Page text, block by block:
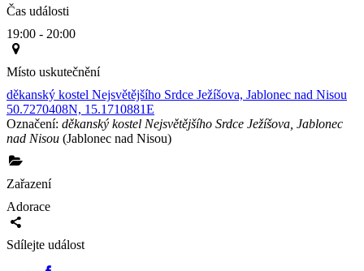
Čas události
19:00 - 20:00
Místo uskutečnění
děkanský kostel Nejsvětějšího Srdce Ježíšova, Jablonec nad Nisou
50.7270408N, 15.1710881E
Označení: děkanský kostel Nejsvětějšího Srdce Ježíšova, Jablonec
nad Nisou (Jablonec nad Nisou)
Zařazení
Adorace
Sdílejte událost